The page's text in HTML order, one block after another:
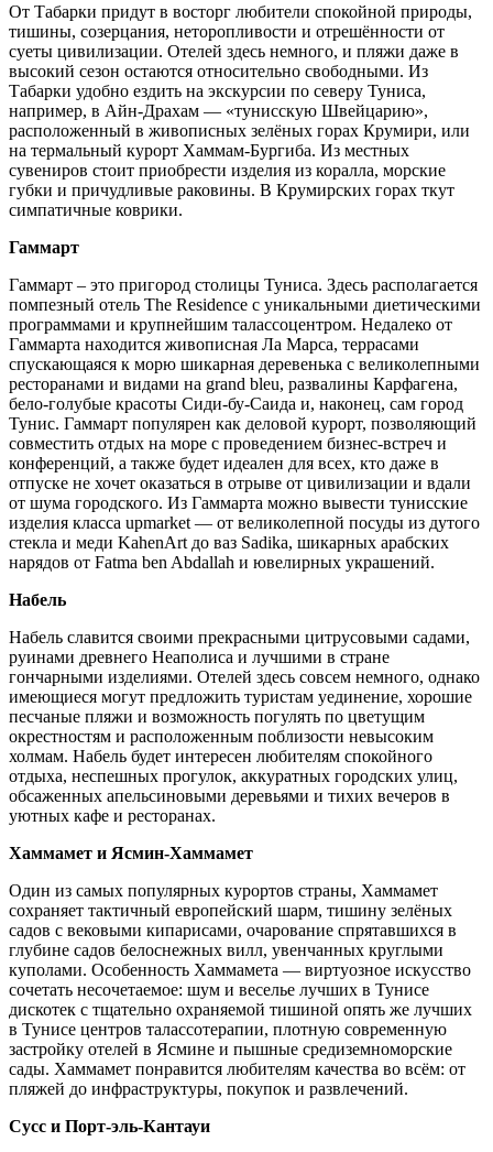
От Табарки придут в восторг любители спокойной природы,
тишины, созерцания, неторопливости и отрешённости от
суеты цивилизации. Отелей здесь немного, и пляжи даже в
высокий сезон остаются относительно свободными. Из
Табарки удобно ездить на экскурсии по северу Туниса,
например, в Айн-Драхам — «тунисскую Швейцарию»,
расположенный в живописных зелёных горах Крумири, или
на термальный курорт Хаммам-Бургиба. Из местных
сувениров стоит приобрести изделия из коралла, морские
губки и причудливые раковины. В Крумирских горах ткут
симпатичные коврики.
Гаммарт
Гаммарт – это пригород столицы Туниса. Здесь располагается
помпезный отель The Residence с уникальными диетическими
программами и крупнейшим талассоцентром. Недалеко от
Гаммарта находится живописная Ла Марса, террасами
спускающаяся к морю шикарная деревенька с великолепными
ресторанами и видами на grand bleu, развалины Карфагена,
бело-голубые красоты Сиди-бу-Саида и, наконец, сам город
Тунис. Гаммарт популярен как деловой курорт, позволяющий
совместить отдых на море с проведением бизнес-встреч и
конференций, а также будет идеален для всех, кто даже в
отпуске не хочет оказаться в отрыве от цивилизации и вдали
от шума городского. Из Гаммарта можно вывести тунисские
изделия класса upmarket — от великолепной посуды из дутого
стекла и меди KahenArt до ваз Sadika, шикарных арабских
нарядов от Fatma ben Abdallah и ювелирных украшений.
Набель
Набель славится своими прекрасными цитрусовыми садами,
руинами древнего Неаполиса и лучшими в стране
гончарными изделиями. Отелей здесь совсем немного, однако
имеющиеся могут предложить туристам уединение, хорошие
песчаные пляжи и возможность погулять по цветущим
окрестностям и расположенным поблизости невысоким
холмам. Набель будет интересен любителям спокойного
отдыха, неспешных прогулок, аккуратных городских улиц,
обсаженных апельсиновыми деревьями и тихих вечеров в
уютных кафе и ресторанах.
Хаммамет и Ясмин-Хаммамет
Один из самых популярных курортов страны, Хаммамет
сохраняет тактичный европейский шарм, тишину зелёных
садов с вековыми кипарисами, очарование спрятавшихся в
глубине садов белоснежных вилл, увенчанных круглыми
куполами. Особенность Хаммамета — виртуозное искусство
сочетать несочетаемое: шум и веселье лучших в Тунисе
дискотек с тщательно охраняемой тишиной опять же лучших
в Тунисе центров талассотерапии, плотную современную
застройку отелей в Ясмине и пышные средиземноморские
сады. Хаммамет понравится любителям качества во всём: от
пляжей до инфраструктуры, покупок и развлечений.
Сусс и Порт-эль-Кантауи